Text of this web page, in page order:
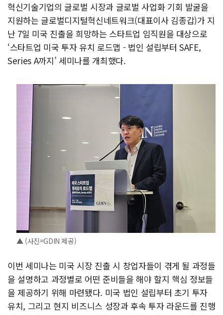
혁신기술기업의 글로벌 시장과 글로벌 사업화 기회 발굴을
지원하는 글로벌디지털혁신네트워크(대표이사 김종갑)가 지
난 7일 미국 진출을 희망하는 스타트업 임직원을 대상으로
‘스타트업 미국 투자 유치 로드맵 - 법인 설립부터 SAFE,
Series A까지’ 세미나를 개최했다.
▲ (사진=GDIN 제공)
이번 세미나는 미국 시장 진출 시 창업자들이 겪게 될 과정들
을 설명하고 과정별로 어떤 준비들을 해야 할지 핵심 정보들
을 제공하기 위해 마련됐다. 미국 법인 설립부터 초기 투자
유치, 그리고 현지 비즈니스 성장과 후속 투자 라운드를 진행